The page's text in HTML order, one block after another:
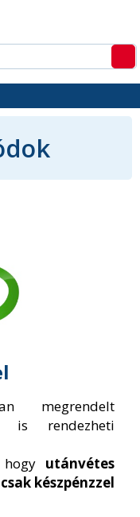
megrendelt
is rendezheti
utánvétes
készpénzzel